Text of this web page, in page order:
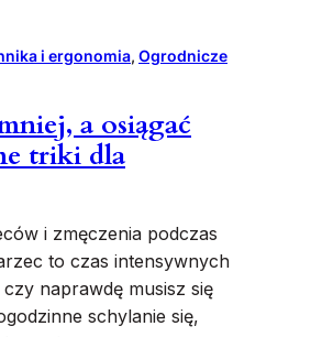
i ergonomia, Ogrodnicze
a osiągać
triki dla
i zmęczenia podczas
to czas intensywnych
naprawdę musisz się
schylanie się,